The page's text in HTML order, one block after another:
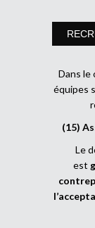
Dans le
équipes
(15)
Le
est